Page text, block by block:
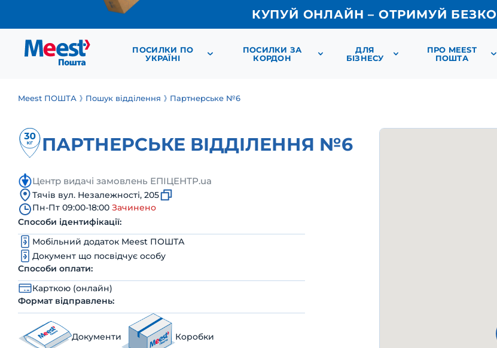
КУПУЙ ОНЛАЙН – ОТРИМУЙ
ПОСИЛКИ ПО
УКРАЇНІ
ПОСИЛКИ ЗА
КОРДОН
ДЛЯ
БІЗНЕСУ
ПРО MEEST
ПОШТА
Meest ПОШТА Пошук відділення Партнерське №6
ПАРТНЕРСЬКЕ ВІДДІЛЕННЯ №6
Центр видачі замовлень ЕПІЦЕНТР.ua
Тячів вул. Незалежності, 205
Пн-Пт 09:00-18:00 Зачинено
Способи ідентифікації:
Мобільний додаток Meest ПОШТА
Документ що посвідчує особу
Способи оплати:
Карткою (онлайн)
Формат відправлень:
Документи Коробки